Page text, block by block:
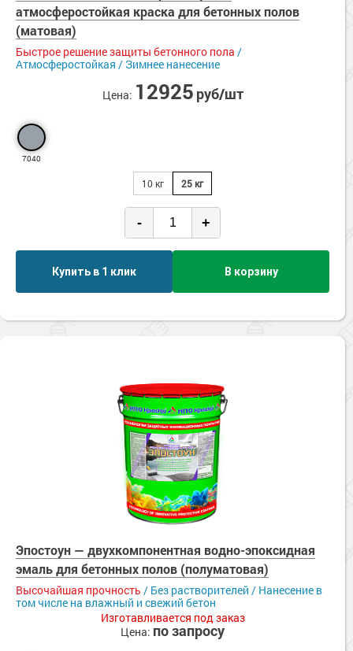
Сопутствующие товары
Морозостойкие краски для металла
Морозостойкие краски для фасада
Сопутствующие товары
Нанесение на влажный бетон
Зимнее нанесение
Нескользящие
Паропроницаемые
Стойкие к истиранию
УФ-стойкие
Химстойкие
Экологичные
атмосферостойкая краска для бетонных полов
(матовая)
Быстрое решение защиты бетонного пола /
Атмосферостойкая / Зимнее нанесение
Цена: 12925 руб/шт
7040
10 кг 25 кг
- +
Купить в 1 клик В корзину
Эпостоун — двухкомпонентная водно-эпоксидная
эмаль для бетонных полов (полуматовая)
Высочайшая прочность / Без растворителей / Нанесение в
том числе на влажный и свежий бетон
Изготавливается под заказ
Цена: по запросу